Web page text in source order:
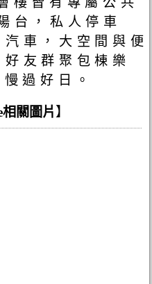
台，私人停車
車，大空間與便
友群聚包棟樂
過好日。
關圖片】